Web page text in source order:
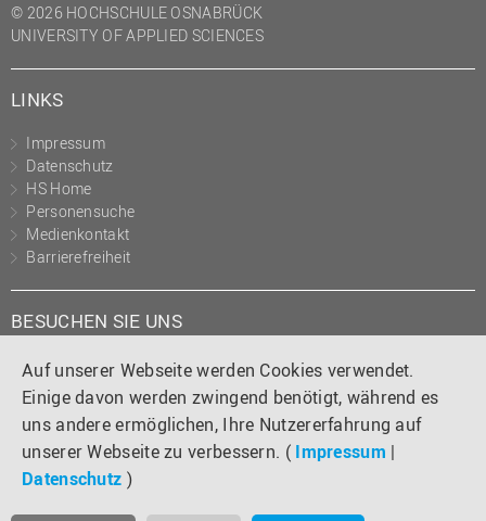
Auf unserer Webseite werden Cookies verwendet.
Einige davon werden zwingend benötigt, während es
uns andere ermöglichen, Ihre Nutzererfahrung auf
unserer Webseite zu verbessern. ( Impressum |
Datenschutz )
© 2026 HOCHSCHULE OSNABRÜCK
UNIVERSITY OF APPLIED SCIENCES
LINKS
Impressum
Datenschutz
HS Home
Personensuche
Medienkontakt
Barrierefreiheit
BESUCHEN SIE UNS
Instagram
TiktokLinkedIn
YouTube
Facebook